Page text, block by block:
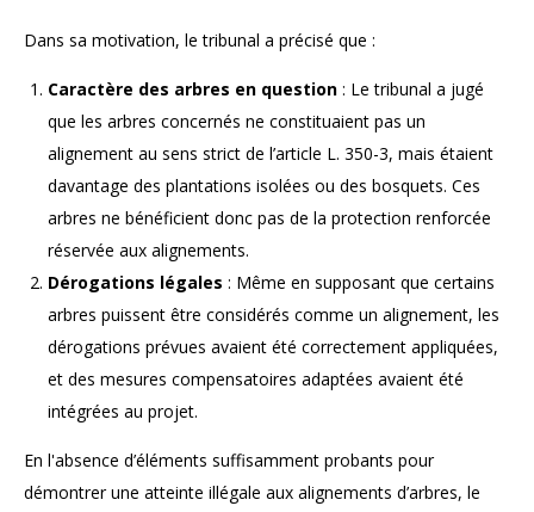
Dans sa motivation, le tribunal a précisé que :
Caractère des arbres en question : Le tribunal a jugé
que les arbres concernés ne constituaient pas un
alignement au sens strict de l’article L. 350-3, mais étaient
davantage des plantations isolées ou des bosquets. Ces
arbres ne bénéficient donc pas de la protection renforcée
réservée aux alignements.
Dérogations légales : Même en supposant que certains
arbres puissent être considérés comme un alignement, les
dérogations prévues avaient été correctement appliquées,
et des mesures compensatoires adaptées avaient été
intégrées au projet.
En l'absence d’éléments suffisamment probants pour
démontrer une atteinte illégale aux alignements d’arbres, le